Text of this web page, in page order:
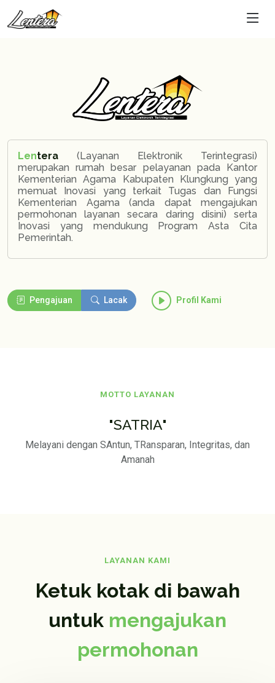
Lentera
(Layanan Elektronik Terintegrasi)
merupakan rumah besar pelayanan pada Kantor
Kementerian Agama Kabupaten Klungkung yang
memuat Inovasi yang terkait Tugas dan Fungsi
Kementerian Agama (anda dapat mengajukan
permohonan layanan secara daring disini) serta
Inovasi yang mendukung Program Asta Cita
Pemerintah.
Pengajuan Lacak Profil Kami
MOTTO LAYANAN
"SATRIA"
Melayani dengan SAntun, TRansparan, Integritas, dan
Amanah
LAYANAN KAMI
Ketuk kotak di bawah
untuk mengajukan
permohonan